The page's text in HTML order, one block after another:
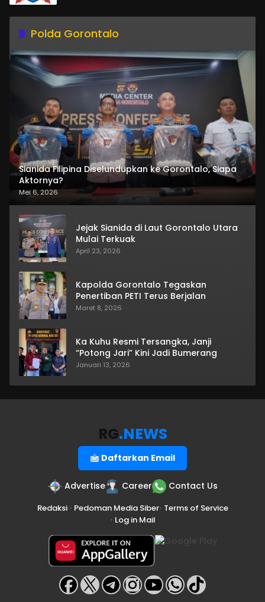
Polda Gorontalo
Sianida Filipina Diselundupkan ke Gorontalo, Siapa
Aktornya?
Mei 6, 2026
Jejak Sianida di Laut Gorontalo Utara
Mulai Terkuak
April 23, 2026
Kapolda Gorontalo Tegaskan
Penertiban PETI Terus Berjalan
Maret 8, 2026
Ka Kuhu Resmi Tersangka, Janji
“Potong Jari” Kini Jadi Bumerang
Januari 13, 2026
RG.NEWS
Daftarkan Email
Advertise Career Contact Us
Redaksi• Pedoman Media Siber• Terms of Service
• Log in Mail